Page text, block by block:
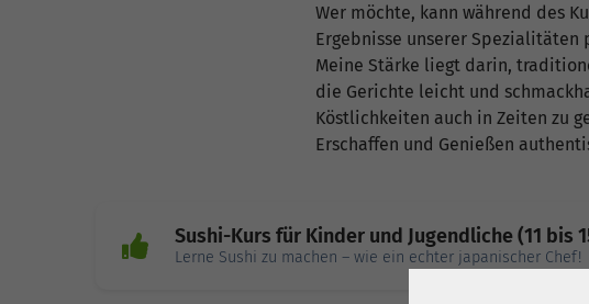
Wer möchte, kann während des
Ergebnisse unserer Spezialitäten
Meine Stärke liegt darin,
die Gerichte leicht und
Köstlichkeiten auch in Zeiten zu
Erschaffen und Genießen
Sushi-Kurs für Kinder und Jugendliche (11 bis
Lerne Sushi zu machen – wie ein echter japanischer Chef!